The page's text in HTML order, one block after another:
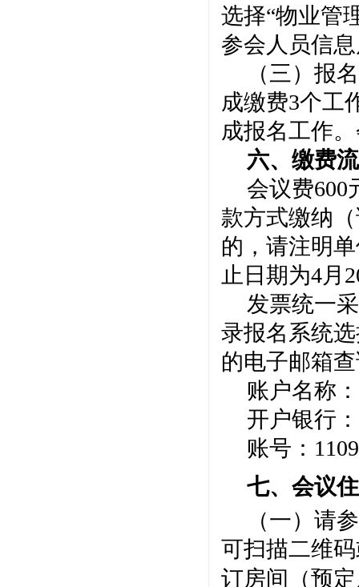
选择“物业管
参会人员信
（三）报
成缴费3个工
成报名工作
六、缴费
会议费600
款方式缴纳
的，请注明
止日期为4月
发票统一
录报名系统
的电子邮箱
账户名称
开户银行
账号：
七、会议
（一）请
可扫描二维
订房间（预